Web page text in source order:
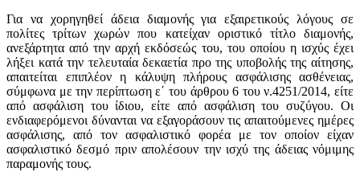
Για να χορηγηθεί άδεια διαμονής για εξαιρετικούς λόγους σε
πολίτες τρίτων χωρών που κατείχαν οριστικό τίτλο διαμονής,
ανεξάρτητα από την αρχή εκδόσεώς του, του οποίου η ισχύς έχει
λήξει κατά την τελευταία δεκαετία προ της υποβολής της αίτησης,
απαιτείται επιπλέον η κάλυψη πλήρους ασφάλισης ασθένειας,
σύμφωνα με την περίπτωση ε΄ του άρθρου 6 του ν.4251/2014, είτε
από ασφάλιση του ίδιου, είτε από ασφάλιση του συζύγου. Οι
ενδιαφερόμενοι δύνανται να εξαγοράσουν τις απαιτούμενες ημέρες
ασφάλισης, από τον ασφαλιστικό φορέα με τον οποίον είχαν
ασφαλιστικό δεσμό πριν απολέσουν την ισχύ της άδειας νόμιμης
παραμονής τους.